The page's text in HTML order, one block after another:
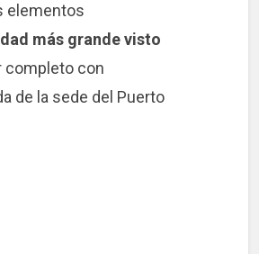
elementos
más grande visto
completo con
de la sede del Puerto